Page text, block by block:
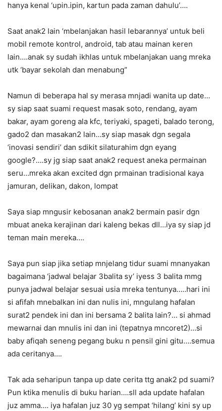
hanya kenal ‘upin.ipin, kartun pada zaman dahulu’….
Saat anak2 lain ‘mbelanjakan hasil lebarannya’ untuk beli
mobil remote kontrol, android, tab atau mainan keren
lain….anak sy sudah ikhlas untuk mbelanjakan uang mreka
utk ‘bayar sekolah dan menabung”
Namun di beberapa hal sy merasa mnjadi wanita up date…
sy siap saat suami request masak soto, rendang, ayam
bakar, ayam goreng ala kfc, teriyaki, spageti, balado terong,
gado2 dan masakan2 lain…sy siap masak dgn segala
‘inovasi sendiri’ dan sdikit silaturahim dgn eyang
google?….sy jg siap saat anak2 request aneka permainan
seru…mreka akan excited dgn prmainan tradisional kaya
jamuran, delikan, dakon, lompat
Saya siap mngusir kebosanan anak2 bermain pasir dgn
mbuat aneka kerajinan dari kaleng bekas dll…iya sy siap jd
teman main mereka….
Saya pun siap jika setiap mnjelang tidur suami mnanyakan
bagaimana ‘jadwal belajar 3balita sy’ iyess 3 balita mmg
punya jadwal belajar sesuai usia mreka tentunya…..hari ini
si afifah mnebalkan ini dan nulis ini, mngulang hafalan
surat2 pendek ini dan ini bersama 2 balita lain?… si ahmad
mewarnai dan mnulis ini dan ini (tepatnya mncoret2)…si
baby afiqah seneng pegang buku n pensil gini gitu….semua
ada ceritanya….
Tak ada seharipun tanpa up date cerita ttg anak2 pd suami?
Pun ktika menulis di buku harian….sll ada update hafalan
juz amma…. iya hafalan juz 30 yg sempat ‘hilang’ kini sy up